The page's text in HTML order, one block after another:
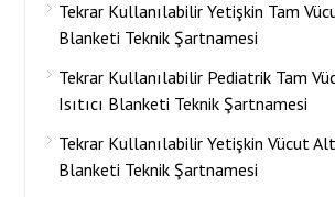
Tekrar Kullanılabilir Yetişkin Tam
Blanketi Teknik Şartnamesi
Tekrar Kullanılabilir Pediatrik Tam
Isıtıcı Blanketi Teknik Şartnamesi
Tekrar Kullanılabilir Yetişkin Vücut
Blanketi Teknik Şartnamesi